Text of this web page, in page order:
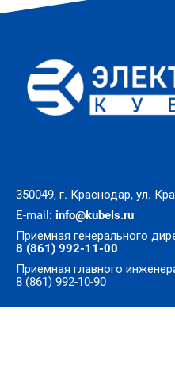
350049, г. Краснодар, ул.
E-mail: info@kubels.ru
Приемная генерального
8 (861) 992-11-00
Приемная главного
8 (861) 992-10-90